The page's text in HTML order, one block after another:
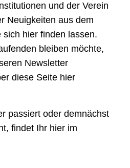
und der Verein
Neuigkeiten aus dem
sich hier finden lassen.
bleiben möchte,
Newsletter
diese Seite hier
passiert oder demnächst
findet Ihr hier im